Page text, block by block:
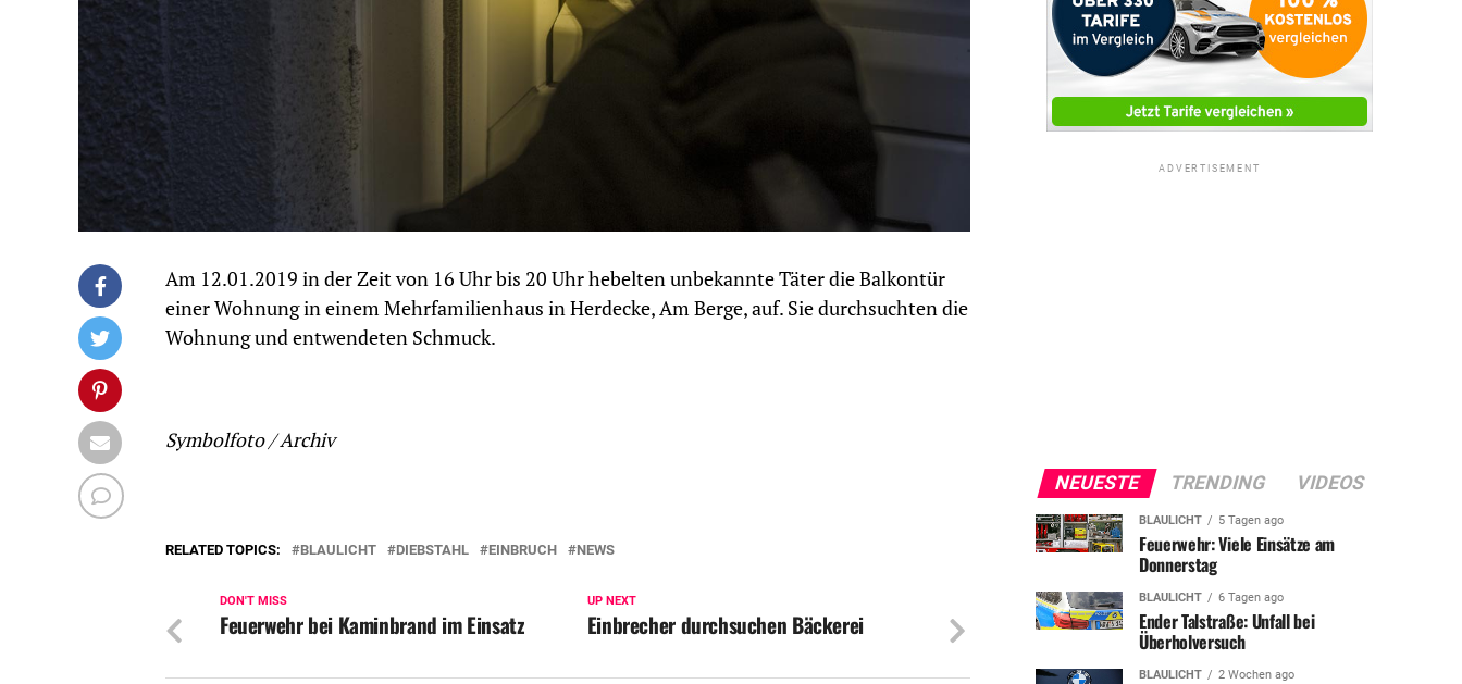
Am 12.01.2019 in der Zeit von 16 Uhr bis 20 Uhr hebelten unbekannte Täter die Balkontür
einer Wohnung in einem Mehrfamilienhaus in Herdecke, Am Berge, auf. Sie durchsuchten die
Wohnung und entwendeten Schmuck.
Symbolfoto / Archiv
RELATED TOPICS: BLAULICHT DIEBSTAHL EINBRUCH NEWS
UP NEXT
Einbrecher durchsuchen Bäckerei
DON'T MISS
Feuerwehr bei Kaminbrand im Einsatz
ADVERTISEMENT
NEUESTE TRENDING VIDEOS
BLAULICHT 5 Tagen ago
Feuerwehr: Viele Einsätze am
Donnerstag
BLAULICHT 6 Tagen ago
Ender Talstraße: Unfall bei
Überholversuch
BLAULICHT 2 Wochen ago